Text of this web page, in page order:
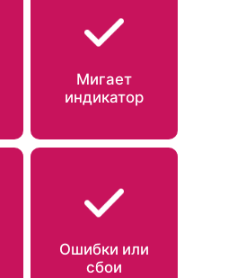
Мигает
индикатор
Ошибки или
сбои